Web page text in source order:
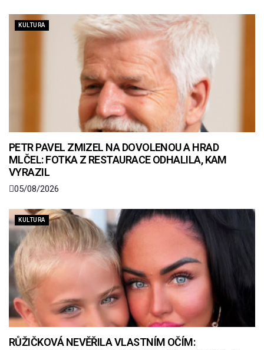
KULTURA
PETR PAVEL ZMIZEL NA DOVOLENOU A HRAD
MLČEL: FOTKA Z RESTAURACE ODHALILA, KAM
VYRAZIL
05/08/2026
KULTURA
RŮŽIČKOVÁ NEVĚŘILA VLASTNÍM OČÍM: